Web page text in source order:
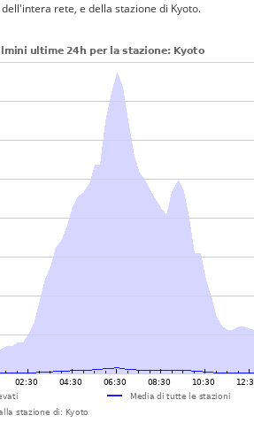
rete, e della stazione di Kyoto.